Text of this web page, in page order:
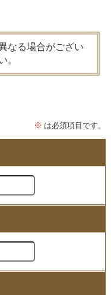
なる場合がござい
。